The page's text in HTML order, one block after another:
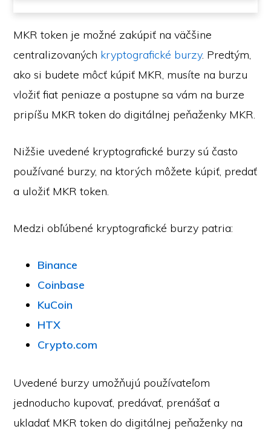
MKR token je možné zakúpiť na väčšine
centralizovaných kryptografické burzy. Predtým,
ako si budete môcť kúpiť MKR, musíte na burzu
vložiť fiat peniaze a postupne sa vám na burze
pripíšu MKR token do digitálnej peňaženky MKR.
Nižšie uvedené kryptografické burzy sú často
používané burzy, na ktorých môžete kúpiť, predať
a uložiť MKR token.
Medzi obľúbené kryptografické burzy patria:
Binance
Coinbase
KuCoin
HTX
Crypto.com
Uvedené burzy umožňujú používateľom
jednoducho kupovať, predávať, prenášať a
ukladať MKR token do digitálnej peňaženky na